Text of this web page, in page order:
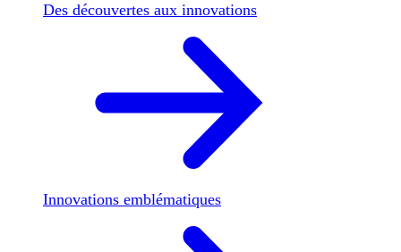
Des découvertes aux innovations
Innovations emblématiques